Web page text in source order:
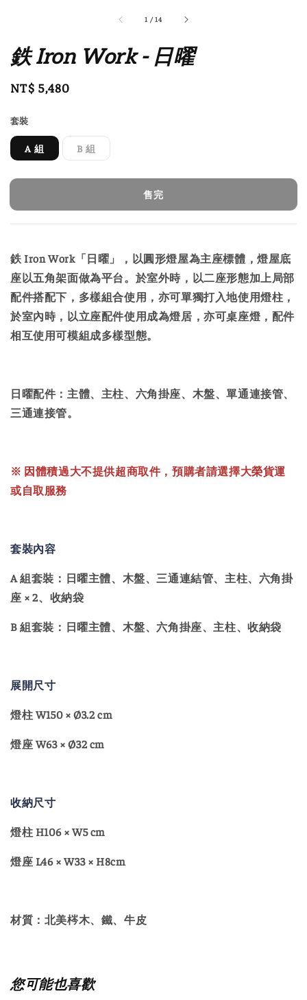
1 /14
鉄 Iron Work - 日曜
Regular
NT$ 5,480
套裝
A 組 B 組
售完
鉄 Iron Work「日曜」，以圓形燈屋為主座標體，燈屋底
座以五角架面做為平台。於室外時，以二座形態加上局部
配件搭配下，多樣組合使用，亦可單獨打入地使用燈柱，
於室內時，以立座配件使用成為燈居，亦可桌座燈，配件
相互使用可模組成多樣型態。
日曜配件：主體、主柱、六角掛座、木盤、單通連接管、
三通連接管。
※ 因體積過大不提供超商取件，預購者請選擇大榮貨運
或自取服務
套裝內容
A 組套裝：日曜主體、木盤、三通連結管、主柱、六角掛
座 × 2、收納袋
B 組套裝：日曜主體、木盤、六角掛座、主柱、收納袋
展開尺寸
燈柱 W150 × Ø3.2 cm
燈座 W63 × Ø32 cm
收納尺寸
燈柱 H106 × W5 cm
燈座 L46 × W33 × H8cm
材質：北美梣木、鐵、牛皮
您可能也喜歡